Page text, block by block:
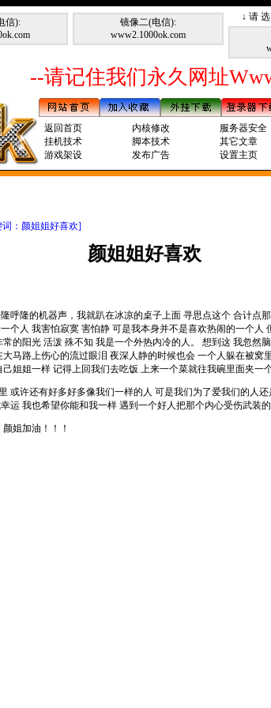
↓ 请
信):
镜像二(电信):
www2.1000ok.com
--请记住我们永久网址
--请记住我们永久网址
返回首页
内核修改 服务器安全
挂机技术
脚本技术 其它文章
游戏架设
发布广告 设置主页
：颜姐姐好喜欢]
颜姐姐好喜欢
呼隆的机器声，我就趴在冰凉的桌子上面 寻思点这个 合计点
个人 我害怕寂寞 害怕静 可是我本身并不是喜欢热闹的一个人
的阳光 活泼 殊不知 我是一个外热内冷的人。 想到这 我忽然
大马路上伤心的流过眼泪 夜深人静的时候也会 一个人躲在被
姐姐一样 记得上回我们去吃饭 上来一个菜就往我碗里面夹一
许还有好多好多像我们一样的人 可是我们为了爱我们的人还
运 我也希望你能和我一样 遇到一个好人把那个内心受伤武装
姐加油！！！